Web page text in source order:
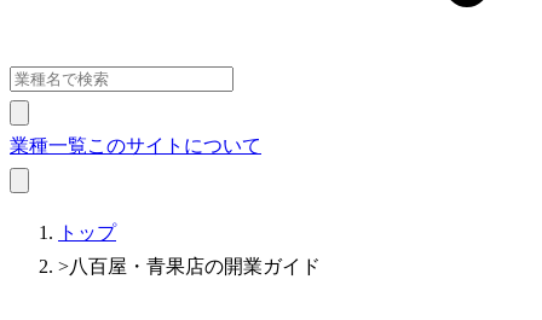
業種一覧このサイトについて
トップ
>八百屋・青果店の開業ガイド